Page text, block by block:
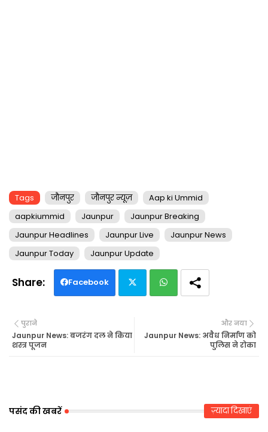
Tags जौनपुर जौनपुर न्यूज़
Aap ki Ummid
aapkiummid
Jaunpur
Jaunpur Breaking
Jaunpur Headlines
Jaunpur Live
Jaunpur News
Jaunpur Today
Jaunpur Update
Facebook
tte ats
और नया
Jaunpur News: अवैध निर्माण को
पुलिस ने रोका
पुराने
Jaunpur News: बजरंग दल ने किया
शस्त्र पूजन
पसंद की खबरें ज़्यादा दिखाएं